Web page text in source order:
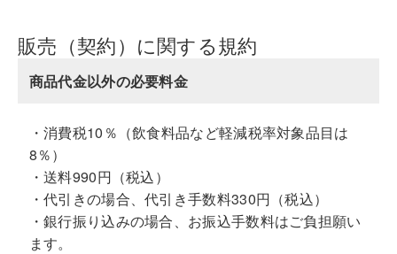
販売（契約）に関する規約
商品代金以外の必要料金
・消費税10％（飲食料品など軽減税率対象品目は
8％）
・送料990円（税込）
・代引きの場合、代引き手数料330円（税込）
・銀行振り込みの場合、お振込手数料はご負担願い
ます。